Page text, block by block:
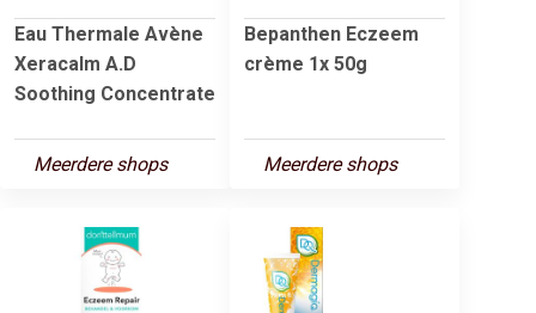
Eau Thermale Avène
Xeracalm A.D
Soothing Concentrate
Meerdere shops
Bepanthen Eczeem
crème 1x 50g
Meerdere shops